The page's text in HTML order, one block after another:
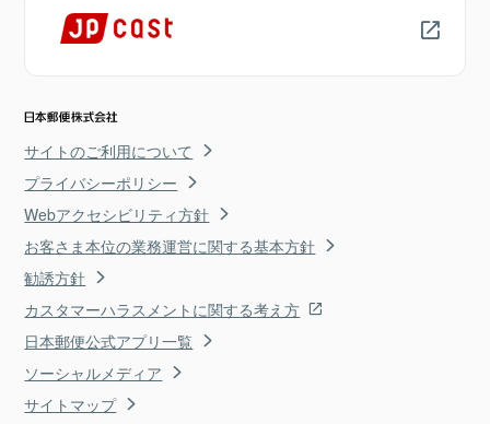
サイトのご利用について
プライバシーポリシー
Webアクセシビリティ方針
お客さま本位の業務運営に関する基本方針
勧誘方針
カスタマーハラスメントに関する考え方
日本郵便公式アプリ一覧
ソーシャルメディア
サイトマップ